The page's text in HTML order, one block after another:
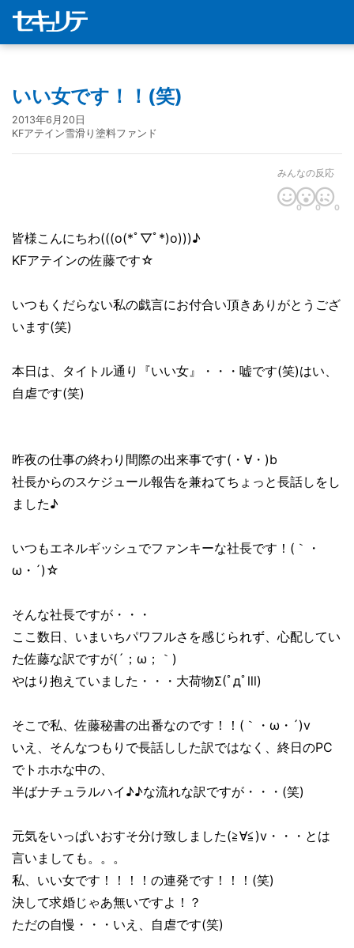
いい女です！！(笑)
2013年6月20日
KFアテイン雪滑り塗料ファンド
みんなの反応
0 0 0
皆様こんにちわ(((o(*ﾟ▽ﾟ*)o)))♪
KFアテインの佐藤です☆
いつもくだらない私の戯言にお付合い頂きありがとうござ
います(笑)
本日は、タイトル通り『いい女』・・・嘘です(笑)はい、
自虐です(笑)
昨夜の仕事の終わり間際の出来事です(・∀・)b
社長からのスケジュール報告を兼ねてちょっと長話しをし
ました♪
いつもエネルギッシュでファンキーな社長です！(｀・
ω・´)☆
そんな社長ですが・・・
ここ数日、いまいちパワフルさを感じられず、心配してい
た佐藤な訳ですが(´；ω；｀)
やはり抱えていました・・・大荷物Σ(ﾟдﾟlll)
そこで私、佐藤秘書の出番なのです！！(｀・ω・´)v
いえ、そんなつもりで長話しした訳ではなく、終日のPC
でトホホな中の、
半ばナチュラルハイ♪♪な流れな訳ですが・・・(笑)
元気をいっぱいおすそ分け致しました(≧∀≦)v・・・とは
言いましても。。。
私、いい女です！！！！の連発です！！！(笑)
決して求婚じゃあ無いですよ！？
ただの自慢・・・いえ、自虐です(笑)